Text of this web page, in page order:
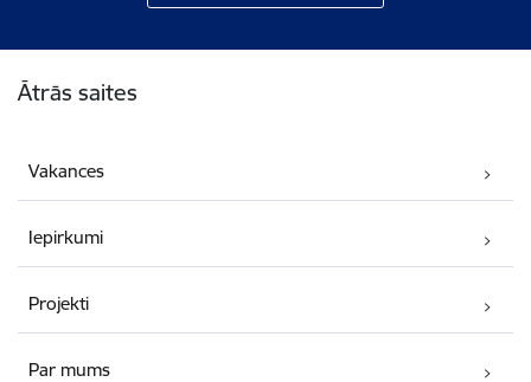
Ātrās saites
Vakances
Iepirkumi
Projekti
Par mums